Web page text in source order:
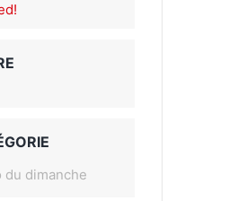
du dimanche